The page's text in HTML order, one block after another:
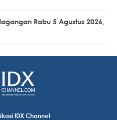
Rabu 5 Agustus 2026,
IDX Channel